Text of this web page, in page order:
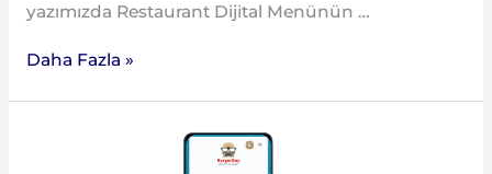
yazımızda Restaurant Dijital Menünün …
Daha Fazla »